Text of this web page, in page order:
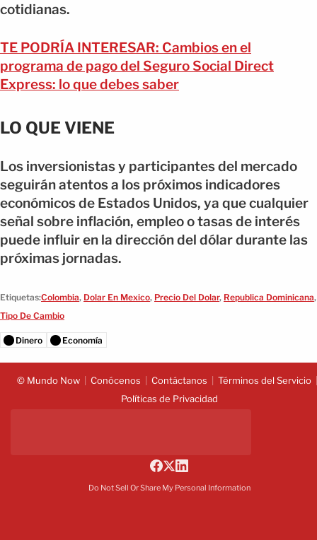
cotidianas.
TE PODRÍA INTERESAR: Cambios en el
programa de pago del Seguro Social Direct
Express: lo que debes saber
LO QUE VIENE
Los inversionistas y participantes del mercado
seguirán atentos a los próximos indicadores
económicos de Estados Unidos, ya que cualquier
señal sobre inflación, empleo o tasas de interés
puede influir en la dirección del dólar durante las
próximas jornadas.
Etiquetas:Colombia, Dolar En Mexico, Precio Del Dolar, Republica Dominicana,
Tipo De Cambio
Dinero Economía
© Mundo Now Conócenos Contáctanos
Términos del Servicio
Políticas de Privacidad
Do Not Sell Or Share My Personal Information